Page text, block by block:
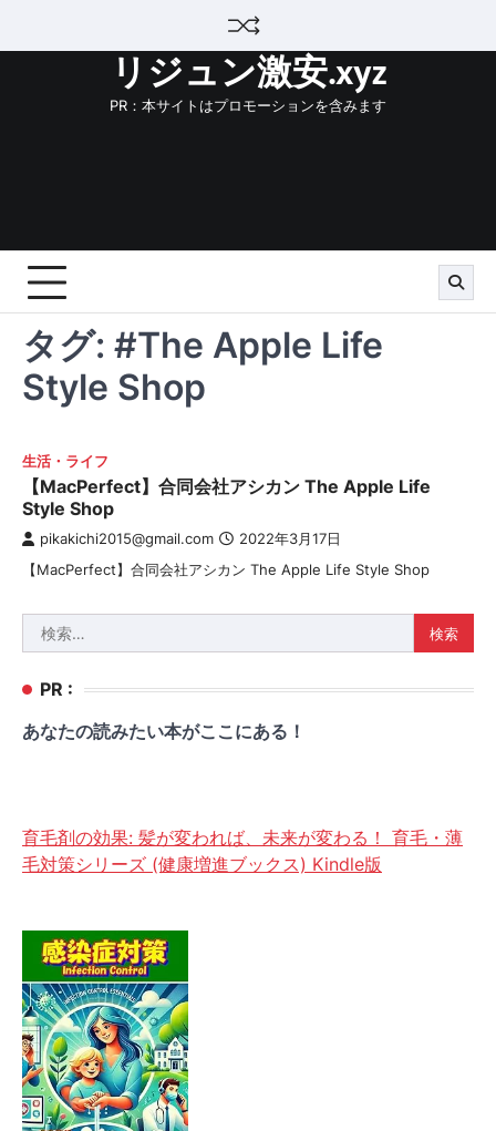
リジュン激安.xyz
PR：本サイトはプロモーションを含みます
タグ: #The Apple Life
Style Shop
生活・ライフ
【MacPerfect】合同会社アシカン The Apple Life
Style Shop
pikakichi2015@gmail.com 2022年3月17日
【MacPerfect】合同会社アシカン The Apple Life Style Shop
索:
PR :
あなたの読みたい本がここにある！
育毛剤の効果: 髪が変われば、未来が変わる！ 育毛・薄
毛対策シリーズ (健康増進ブックス) Kindle版